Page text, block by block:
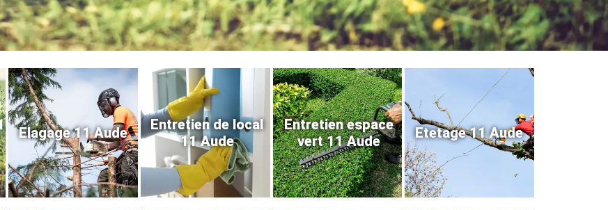
Elagage 11 Aude
Entretien de local
11 Aude
Entretien espace
vert 11 Aude
Etetage 11 Aude